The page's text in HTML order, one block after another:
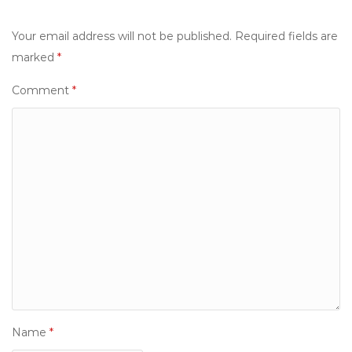
Your email address will not be published. Required fields are
marked *
Comment *
Name *